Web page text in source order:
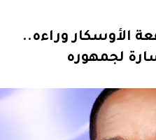
وراءه..
لجمهوره